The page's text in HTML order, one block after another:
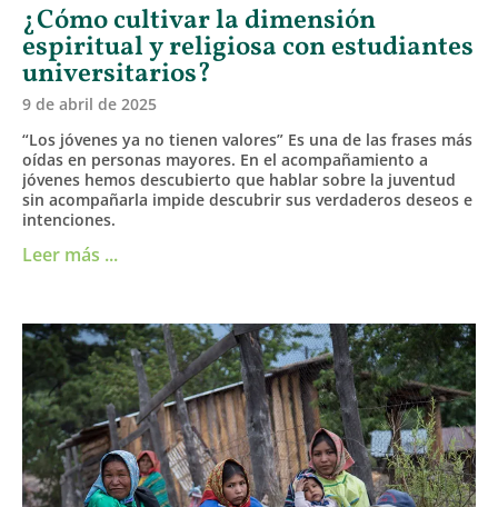
¿Cómo cultivar la dimensión
espiritual y religiosa con estudiantes
universitarios?
9 de abril de 2025
“Los jóvenes ya no tienen valores” Es una de las frases más
oídas en personas mayores. En el acompañamiento a
jóvenes hemos descubierto que hablar sobre la juventud
sin acompañarla impide descubrir sus verdaderos deseos e
intenciones.
Leer más ...